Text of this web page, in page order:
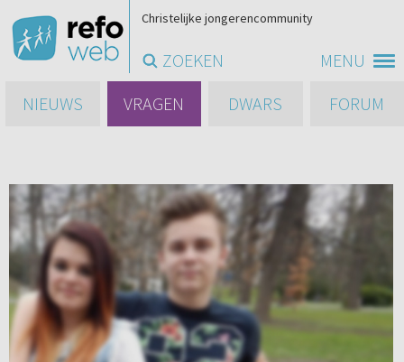
MENU
Christelijke jongerencommunity
ZOEKEN
NIEUWS
VRAGEN DWARS FORUM